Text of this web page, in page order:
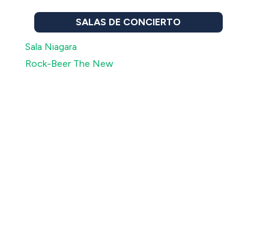
SALAS DE CONCIERTO
Sala Niagara
Rock-Beer The New